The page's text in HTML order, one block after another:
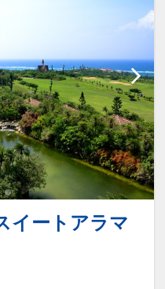
イートアラマ